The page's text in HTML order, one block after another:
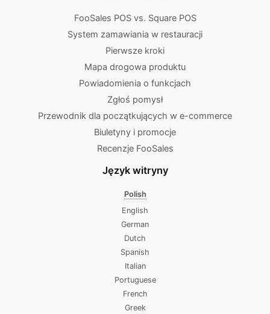
FooSales POS vs. Square POS
System zamawiania w restauracji
Pierwsze kroki
Mapa drogowa produktu
Powiadomienia o funkcjach
Zgłoś pomysł
Przewodnik dla początkujących w e-commerce
Biuletyny i promocje
Recenzje FooSales
Język witryny
Polish
English
German
Dutch
Spanish
Italian
Portuguese
French
Greek